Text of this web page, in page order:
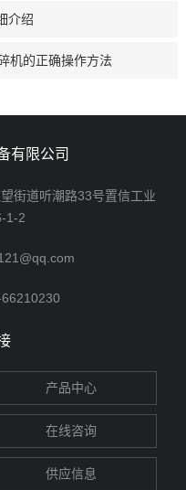
介绍
机的正确操作方法
有限公司
街道听潮路33号置信工业
1-2
产品中心
在线咨询
供应信息